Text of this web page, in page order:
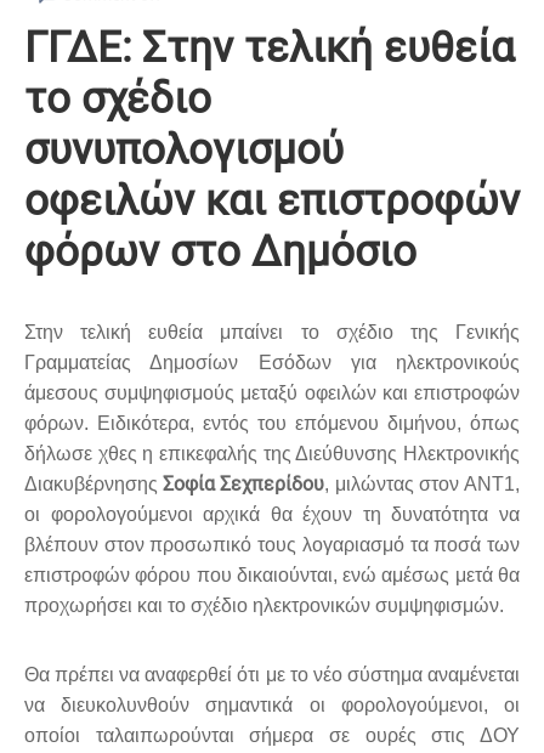
ΓΓΔΕ: Στην τελική ευθεία
το σχέδιο
συνυπολογισμού
οφειλών και επιστροφών
φόρων στο Δημόσιο
Στην τελική ευθεία μπαίνει το σχέδιο της Γενικής
Γραμματείας Δημοσίων Εσόδων για ηλεκτρονικούς
άμεσους συμψηφισμούς μεταξύ οφειλών και επιστροφών
φόρων. Ειδικότερα, εντός του επόμενου διμήνου, όπως
δήλωσε χθες η επικεφαλής της Διεύθυνσης Ηλεκτρονικής
ΔιακυβέρνησηςΣοφία Σεχπερίδου, μιλώντας στον AΝΤ1,
οι φορολογούμενοι αρχικά θα έχουν τη δυνατότητα να
βλέπουν στον προσωπικό τους λογαριασμό τα ποσά των
επιστροφών φόρου που δικαιούνται, ενώ αμέσως μετά θα
προχωρήσει και το σχέδιο ηλεκτρονικών συμψηφισμών.
Θα πρέπει να αναφερθεί ότι με το νέο σύστημα αναμένεται
να διευκολυνθούν σημαντικά οι φορολογούμενοι, οι
οποίοι ταλαιπωρούνται σήμερα σε ουρές στις ΔΟΥ